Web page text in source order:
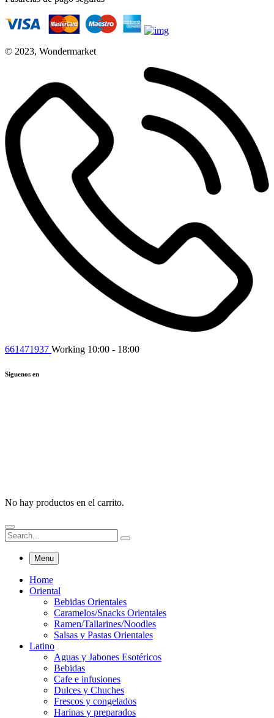
© 2023, Wondermarket
661471937 Working 10:00 - 18:00
Siguenos en
No hay productos en el carrito.
Menu
Home
Oriental
Bebidas Orientales
Caramelos/Snacks Orientales
Ramen/Tallarines/Noodles
Salsas y Pastas Orientales
Latino
Aguas y Jabones Esotéricos
Bebidas
Cafe e infusiones
Dulces y Chuches
Frescos y congelados
Harinas y preparados